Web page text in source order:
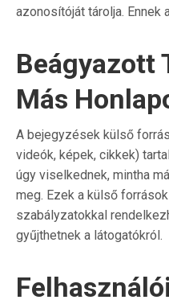
azonosítóját tárolja. Ennek
Beágyazott
Más
A bejegyzések külső
videók, képek, cikkek)
úgy viselkednek, mintha
meg. Ezek a külső
szabályzatokkal
gyűjthetnek a látogatókról.